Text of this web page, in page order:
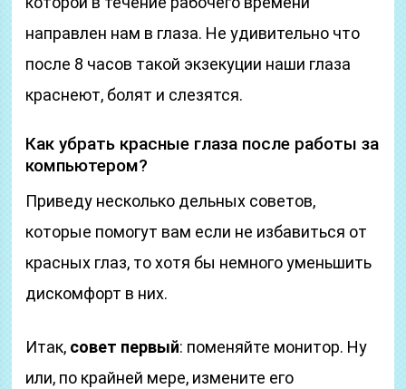
направлен нам в глаза. Не удивительно что
после 8 часов такой экзекуции наши глаза
краснеют, болят и слезятся.
Как убрать красные глаза после работы за
компьютером?
Приведу несколько дельных советов,
которые помогут вам если не избавиться от
красных глаз, то хотя бы немного уменьшить
дискомфорт в них.
Итак, совет первый: поменяйте монитор. Ну
или, по крайней мере, измените его